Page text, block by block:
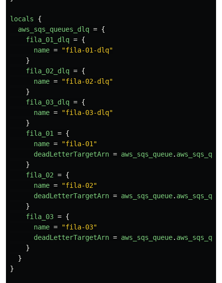
locals
{
aws_sqs_queues_dlq = {
fila_01_dlq = {
name =
"fila-01-dlq"
}
fila_02_dlq = {
name =
"fila-02-dlq"
}
fila_03_dlq = {
name =
"fila-03-dlq"
}
fila_01
= {
name =
"fila-01"
deadLetterTargetArn = aws_sqs_queue.
}
fila_02 = {
name =
"fila-02"
deadLetterTargetArn = aws_sqs_queue.
}
fila_03 = {
name =
"fila-03"
deadLetterTargetArn = aws_sqs_queue.
}
}
}